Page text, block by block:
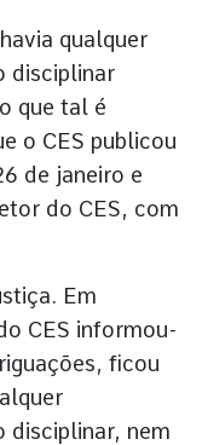
qualquer
disciplinar
que tal é
o CES publicou
de janeiro e
do CES, com
Em
CES informou-
ficou
disciplinar, nem